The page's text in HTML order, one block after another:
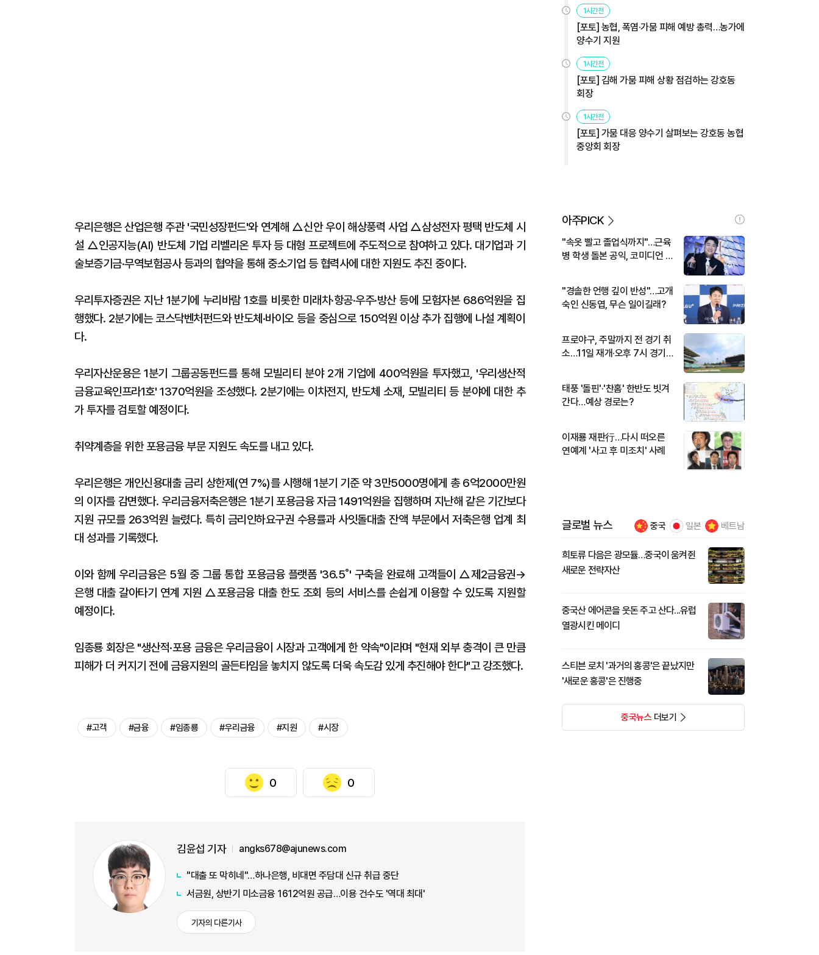
우리은행은 산업은행 주관 '국민성장펀드'와 연계해 △신안 우이 해상풍력 사업 △삼성전자 평택 반도체 시
설 △인공지능(AI) 반도체 기업 리벨리온 투자 등 대형 프로젝트에 주도적으로 참여하고 있다. 대기업과 기
술보증기금·무역보험공사 등과의 협약을 통해 중소기업 등 협력사에 대한 지원도 추진 중이다.
우리투자증권은 지난 1분기에 누리바람 1호를 비롯한 미래차·항공·우주·방산 등에 모험자본 686억원을 집
행했다. 2분기에는 코스닥벤처펀드와 반도체·바이오 등을 중심으로 150억원 이상 추가 집행에 나설 계획이
다.
우리자산운용은 1분기 그룹공동펀드를 통해 모빌리티 분야 2개 기업에 400억원을 투자했고, '우리생산적
금융교육인프라1호' 1370억원을 조성했다. 2분기에는 이차전지, 반도체 소재, 모빌리티 등 분야에 대한 추
가 투자를 검토할 예정이다.
취약계층을 위한 포용금융 부문 지원도 속도를 내고 있다.
우리은행은 개인신용대출 금리 상한제(연 7%)를 시행해 1분기 기준 약 3만5000명에게 총 6억2000만원
의 이자를 감면했다. 우리금융저축은행은 1분기 포용금융 자금 1491억원을 집행하며 지난해 같은 기간보다
지원 규모를 263억원 늘렸다. 특히 금리인하요구권 수용률과 사잇돌대출 잔액 부문에서 저축은행 업계 최
대 성과를 기록했다.
이와 함께 우리금융은 5월 중 그룹 통합 포용금융 플랫폼 '36.5˚' 구축을 완료해 고객들이 △제2금융권→
은행 대출 갈아타기 연계 지원 △포용금융 대출 한도 조회 등의 서비스를 손쉽게 이용할 수 있도록 지원할
예정이다.
임종룡 회장은 "생산적·포용 금융은 우리금융이 시장과 고객에게 한 약속"이라며 "현재 외부 충격이 큰 만큼
피해가 더 커지기 전에 금융지원의 골든타임을 놓치지 않도록 더욱 속도감 있게 추진해야 한다"고 강조했다.
#고객 #금융 #임종룡 #우리금융 #지원 #시장
0 0
김윤섭 기자 angks678@ajunews.com
"대출 또 막히네"…하나은행, 비대면 주담대 신규 취급 중단
서금원, 상반기 미소금융 1612억원 공급…이용 건수도 '역대 최대'
기자의 다른기사
1시간전
[포토] 농협, 폭염·가뭄 피해 예방 총력…농가에
양수기 지원
1시간전
[포토] 김해 가뭄 피해 상황 점검하는 강호동
회장
1시간전
[포토] 가뭄 대응 양수기 살펴보는 강호동 농협
중앙회 회장
아주PICK
"속옷 빨고 졸업식까지"…근육
병 학생 돌본 공익, 코미디언 김
"경솔한 언행 깊이 반성"…고개
숙인 신동엽, 무슨 일이길래?
프로야구, 주말까지 전 경기 취
소…11일 재개·오후 7시 경기
태풍 '돌핀'·'찬홈' 한반도 빗겨
간다…예상 경로는?
이재룡 재판行…다시 떠오른
연예계 '사고 후 미조치' 사례
글로벌 뉴스 중국 일본 베트남
희토류 다음은 광모듈…중국이 움켜쥔
새로운 전략자산
중국산 에어콘을 웃돈 주고 산다...유럽
열광시킨 메이디
스티븐 로치 '과거의 홍콩'은 끝났지만
'새로운 홍콩'은 진행중
중국뉴스더보기